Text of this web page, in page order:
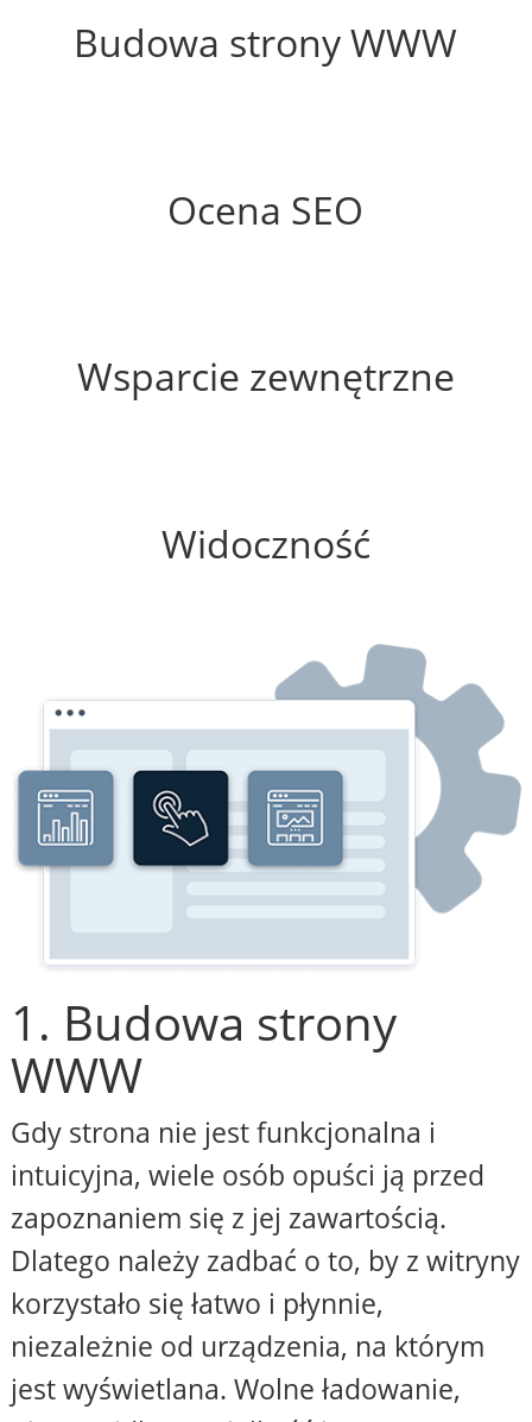
Budowa strony WWW
Ocena SEO
Wsparcie zewnętrzne
Widoczność
1. Budowa strony
WWW
Gdy strona nie jest funkcjonalna i
intuicyjna, wiele osób opuści ją przed
zapoznaniem się z jej zawartością.
Dlatego należy zadbać o to, by z witryny
korzystało się łatwo i płynnie,
niezależnie od urządzenia, na którym
jest wyświetlana. Wolne ładowanie,